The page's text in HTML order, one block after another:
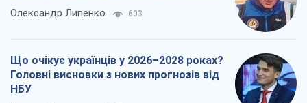
Олександр Липенко 603
Що очікує українців у 2026–2028 роках?
Головні висновки з нових прогнозів від
НБУ